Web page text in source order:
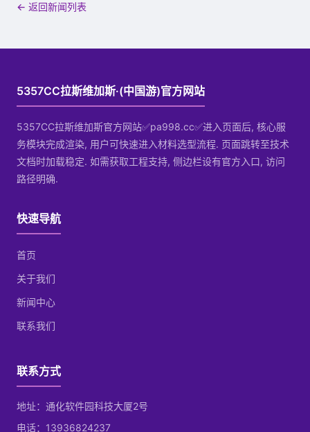
← 返回新闻列表
5357CC拉斯维加斯·(中国游)官方网站
5357CC拉斯维加斯官方网站✅pa998.cc✅进入页面后, 核心服
务模块完成渲染, 用户可快速进入材料选型流程. 页面跳转至技术
文档时加载稳定. 如需获取工程支持, 侧边栏设有官方入口, 访问
路径明确.
快速导航
首页
关于我们
新闻中心
联系我们
联系方式
地址：通化软件园科技大厦2号
电话：13936824237